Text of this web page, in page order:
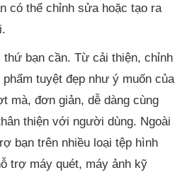
có thể chỉnh sửa hoặc tạo ra
thứ bạn cần. Từ cải thiện, chỉnh
tuyệt đẹp như ý muốn của
mà, đơn giản, dễ dàng cùng
thiện với người dùng. Ngoài
bạn trên nhiều loại tệp hình
trợ máy quét, máy ảnh kỹ